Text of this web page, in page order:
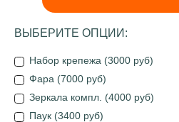
ВЫБЕРИТЕ ОПЦИИ:
Набор крепежа (3000 руб)
Фара (7000 руб)
Зеркала компл. (4000 руб)
Паук (3400 руб)